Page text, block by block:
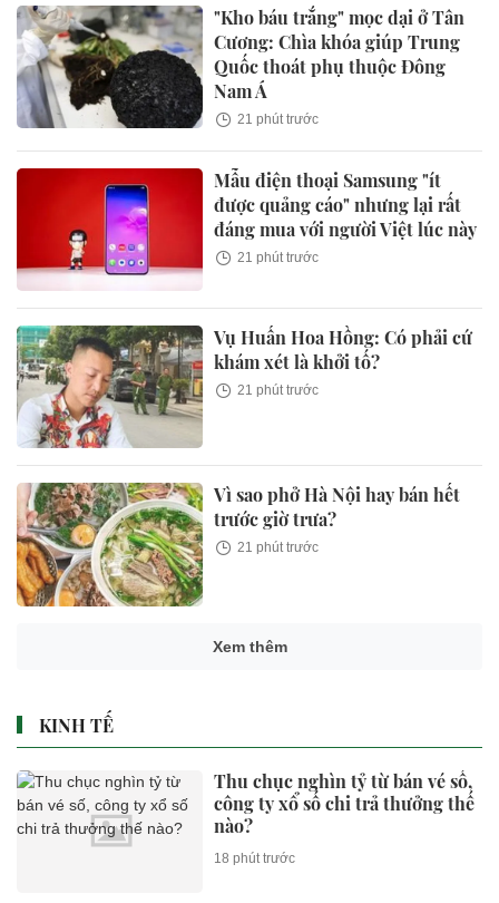
"Kho báu trắng" mọc dại ở Tân
Cương: Chìa khóa giúp Trung
Quốc thoát phụ thuộc Đông
Nam Á
21 phút trước
Mẫu điện thoại Samsung "ít
được quảng cáo" nhưng lại rất
đáng mua với người Việt lúc này
21 phút trước
Vụ Huấn Hoa Hồng: Có phải cứ
khám xét là khởi tố?
21 phút trước
Vì sao phở Hà Nội hay bán hết
trước giờ trưa?
21 phút trước
Xem thêm
KINH TẾ
Thu chục nghìn tỷ từ bán vé số,
công ty xổ số chi trả thưởng thế
nào?
18 phút trước